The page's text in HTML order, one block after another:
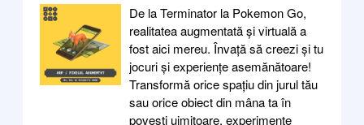
De la Terminator la Pokemon Go,
realitatea augmentată și virtuală a
fost aici mereu. Învață să creezi și tu
jocuri și experiențe asemănătoare!
Transformă orice spațiu din jurul tău
sau orice obiect din mâna ta în
povești uimitoare, experimente